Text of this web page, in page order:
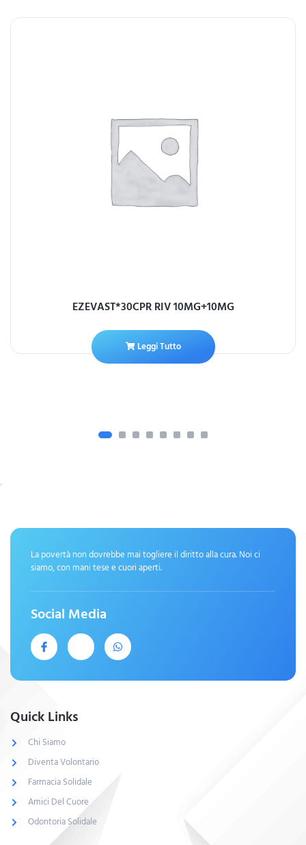
EZEVAST*30CPR RIV 10MG+10MG
Leggi Tutto
La povertà non dovrebbe mai togliere il diritto alla cura. Noi ci
siamo, con mani tese e cuori aperti.
Social Media
Quick Links
Chi Siamo
Diventa Volontario
Farmacia Solidale
Amici Del Cuore
Odontoria Solidale